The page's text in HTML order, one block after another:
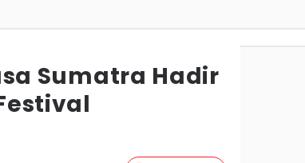
Sumatra Hadir